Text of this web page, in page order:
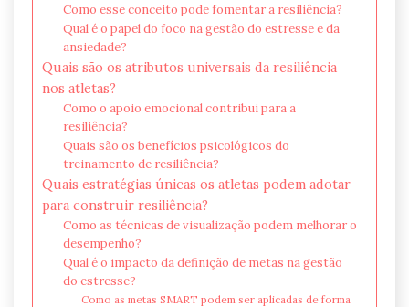
Como esse conceito pode fomentar a resiliência?
Qual é o papel do foco na gestão do estresse e da
ansiedade?
Quais são os atributos universais da resiliência
nos atletas?
Como o apoio emocional contribui para a
resiliência?
Quais são os benefícios psicológicos do
treinamento de resiliência?
Quais estratégias únicas os atletas podem adotar
para construir resiliência?
Como as técnicas de visualização podem melhorar o
desempenho?
Qual é o impacto da definição de metas na gestão
do estresse?
Como as metas SMART podem ser aplicadas de forma